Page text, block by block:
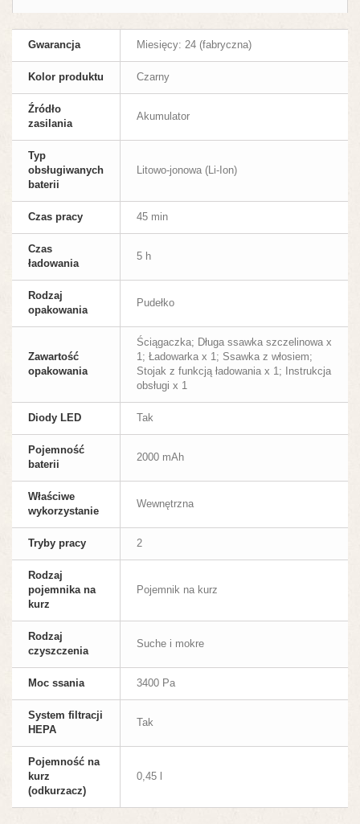
Gwarancja Miesięcy: 24 (fabryczna)
Kolor produktu Czarny
Źródło
zasilania
Akumulator
Typ
obsługiwanych
baterii
Litowo-jonowa (Li-Ion)
Czas pracy 45 min
Czas
ładowania
5 h
Rodzaj
opakowania
Pudełko
Zawartość
opakowania
Ściągaczka; Długa ssawka szczelinowa x
1; Ładowarka x 1; Ssawka z włosiem;
Stojak z funkcją ładowania x 1; Instrukcja
obsługi x 1
Diody LED Tak
Pojemność
baterii
2000 mAh
Właściwe
wykorzystanie
Wewnętrzna
Tryby pracy 2
Rodzaj
pojemnika na
kurz
Pojemnik na kurz
Rodzaj
czyszczenia
Suche i mokre
Moc ssania 3400 Pa
System filtracji
HEPA
Tak
Pojemność na
kurz
(odkurzacz)
0,45 l